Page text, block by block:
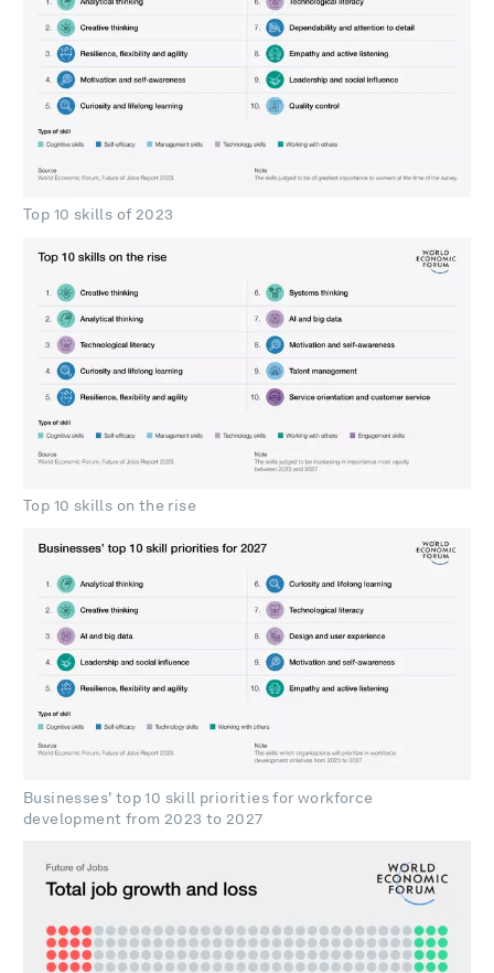
Top 10 skills of 2023
Top 10 skills on the rise
Businesses' top 10 skill priorities for workforce
development from 2023 to 2027